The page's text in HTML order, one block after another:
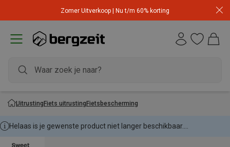
Zomer Uitverkoop | Nu t/m 60% korting
UitrustingFiets uitrustingFietsbescherming
Helaas is je gewenste product niet langer beschikbaar....